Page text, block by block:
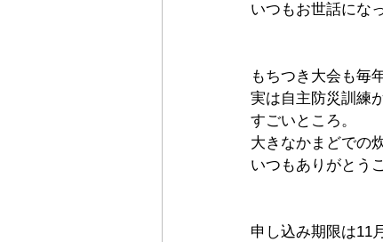
いつもお世話にな
もちつき大会も毎
実は自主防災訓練
すごいところ。
大きなかまどでの
いつもありがとう
申し込み期限は11